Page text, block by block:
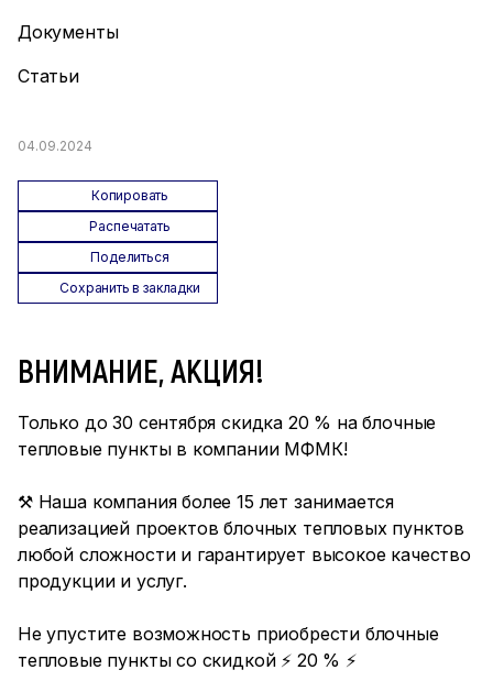
Документы
Статьи
04.09.2024
Копировать
Распечатать
Поделиться
Сохранить в закладки
ВНИМАНИЕ, АКЦИЯ!
Только до 30 сентября скидка 20 % на блочные
тепловые пункты в компании МФМК!
⚒ Наша компания более 15 лет занимается
реализацией проектов блочных тепловых пунктов
любой сложности и гарантирует высокое качество
продукции и услуг.
Не упустите возможность приобрести блочные
тепловые пункты со скидкой ⚡ 20 % ⚡